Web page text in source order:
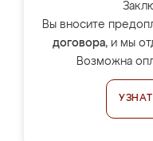
Вы вносите
договора, и мы
Возможна